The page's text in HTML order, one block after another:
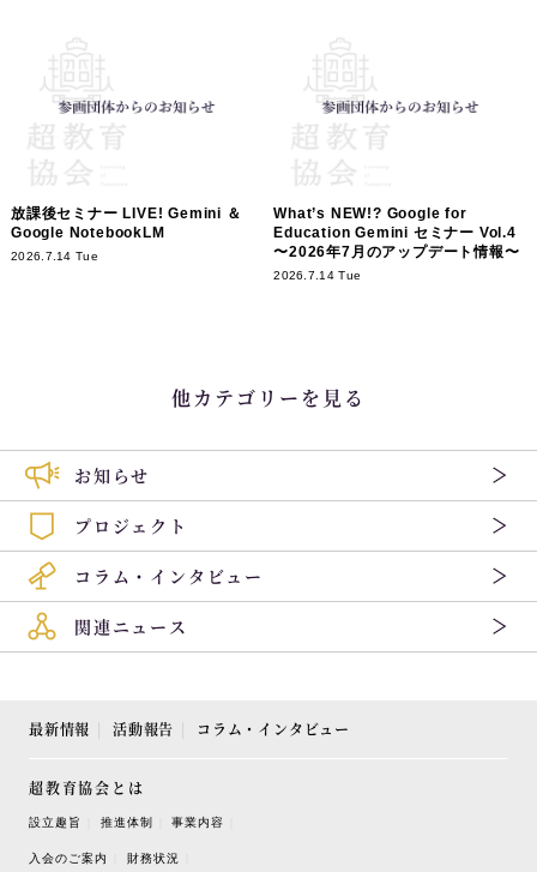
放課後セミナー LIVE! Gemini ＆
Google NotebookLM
2026.7.14 Tue
What’s NEW!? Google for
Education Gemini セミナー Vol.4
〜2026年7月のアップデート情報〜
2026.7.14 Tue
他カテゴリーを見る
お知らせ
プロジェクト
コラム・インタビュー
関連ニュース
最新情報 活動報告 コラム・インタビュー
超教育協会とは
設立趣旨 推進体制 事業内容
入会のご案内 財務状況